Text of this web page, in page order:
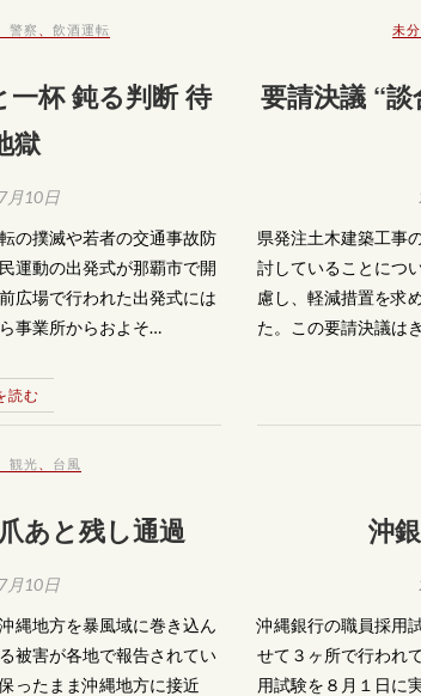
、警察 、飲酒運転
杯 鈍る判断 待
獄
月10日
の撲滅や若者の交通事故防
運動の出発式が那覇市で開
広場で行われた出発式には
事業所からおよそ…
読む
未
要請決議 “
県発注土木建築工事
討していることにつ
慮し、軽減措置を求
た。この要請決議は
、観光 台風
あと残し通過
月10日
縄地方を暴風域に巻き込ん
被害が各地で報告されてい
ったまま沖縄地方に接近
沖
沖縄銀行の職員採用
せて３ヶ所で行われ
用試験を８月１日に